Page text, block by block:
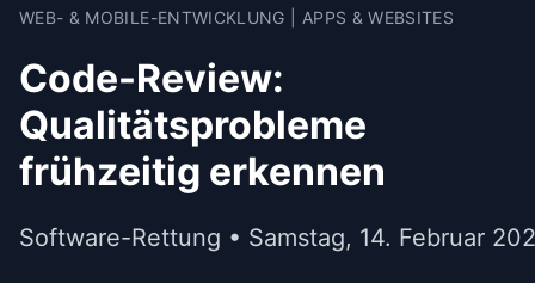
WEB- & MOBILE-ENTWICKLUNG | APPS & WEBSITES
Code-Review:
Qualitätsprobleme
frühzeitig erkennen
Software-Rettung • Samstag, 14. Februar